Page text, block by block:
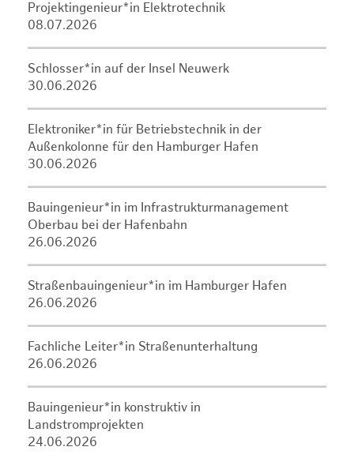
Projektingenieur*in Elektrotechnik
08.07.2026
Schlosser*in auf der Insel Neuwerk
30.06.2026
Elektroniker*in für Betriebstechnik in der
Außenkolonne für den Hamburger Hafen
30.06.2026
Bauingenieur*in im Infrastrukturmanagement
Oberbau bei der Hafenbahn
26.06.2026
Straßenbauingenieur*in im Hamburger Hafen
26.06.2026
Fachliche Leiter*in Straßenunterhaltung
26.06.2026
Bauingenieur*in konstruktiv in
Landstromprojekten
24.06.2026